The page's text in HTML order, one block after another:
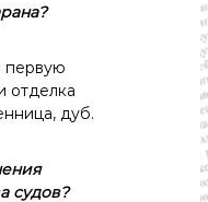
первую
отделка
дуб.
судов?